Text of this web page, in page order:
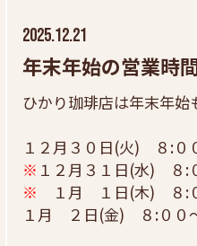
2025.12.21
年末年始の営業時
ひかり珈琲店は年末年始
１２月３０日(火) ８:
※ １２月３１日(水) ８:
※ １月 １日(木) ８:０
１月 ２日(金) ８:００